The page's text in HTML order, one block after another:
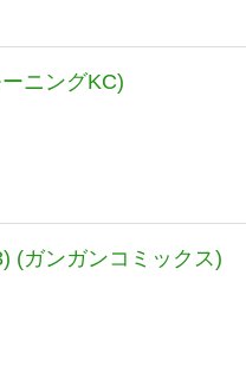
ニングKC)
(ガンガンコミックス)